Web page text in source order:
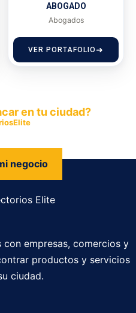
ABOGADO
Abogados
VER PORTAFOLIO
en tu ciudad?
negocio
con empresas, comercios y
productos y servicios
ciudad.